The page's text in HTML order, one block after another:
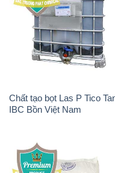
Chất tạo bọt Las P Tico
IBC Bồn Việt Nam